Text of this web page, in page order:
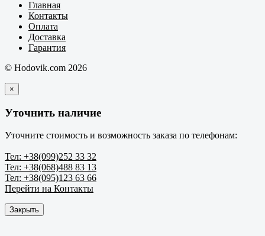
Главная
Контакты
Оплата
Доставка
Гарантия
© Hodovik.com 2026
×
Уточнить наличие
Уточните стоимость и возможность заказа по телефонам:
Тел: +38(099)252 33 32
Тел: +38(068)488 83 13
Тел: +38(095)123 63 66
Перейти на Контакты
Закрыть